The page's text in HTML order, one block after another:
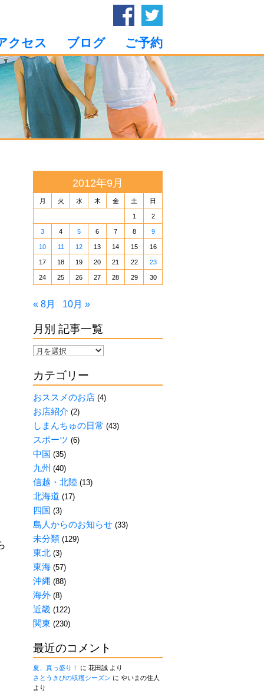
クセス ブログ ご予約
2012年9月
月 火 水 木 金 土 日
1 2
3 4 5 6 7 8 9
10 11 12 13 14 15 16
17 18 19 20 21 22 23
24 25 26 27 28 29 30
« 8月 10月 »
月別 記事一覧
月
記
事
一
覧
カテゴリー
おススメのお店 (4)
お店紹介 (2)
しまんちゅの日常 (43)
スポーツ (6)
中国 (35)
九州 (40)
信越・北陸 (13)
北海道 (17)
四国 (3)
島人からのお知らせ (33)
未分類 (129)
東北 (3)
東海 (57)
沖縄 (88)
海外 (8)
近畿 (122)
関東 (230)
最近のコメント
夏、真っ盛り！ に 花田誠 より
さとうきびの収穫シーズン に やいまの住人
より